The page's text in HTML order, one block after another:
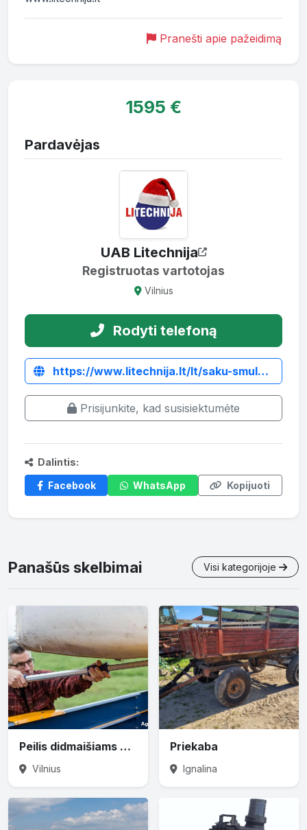
Pranešti apie pažeidimą
1595 €
Pardavėjas
UAB Litechnija
Registruotas vartotojas
Vilnius
Rodyti telefoną
https://www.litechnija.lt/lt/saku-smulkintuvai/3657-saku-smulkintuvas-wcl-8.html
Prisijunkite, kad susisiektumėte
Dalintis:
Facebook
WhatsApp Kopijuoti
Panašūs skelbimai Visi kategorijoje
Peilis didmaišiams prapjauti
Vilnius
Priekaba
Ignalina